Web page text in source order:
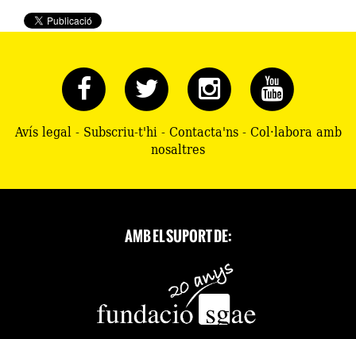
Avís legal- Subscriu-t'hi-Contacta'ns-Col·labora amb
nosaltres
AMB EL SUPORT DE: